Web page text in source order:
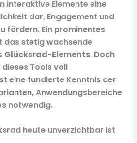
interaktive Elemente eine
dar, Engagement und
fördern. Ein prominentes
das stetig wachsende
Glücksrad-Elements. Doch
Tools voll
eine fundierte Kenntnis der
Anwendungsbereiche
notwendig.
heute unverzichtbar ist